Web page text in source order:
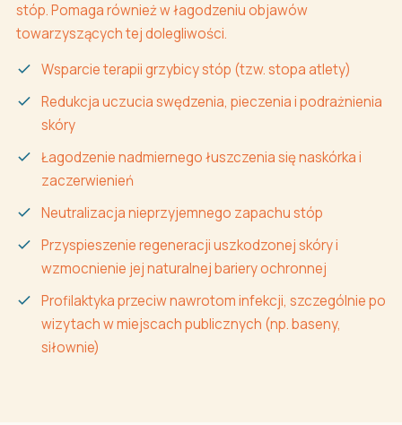
stóp. Pomaga również w łagodzeniu objawów
towarzyszących tej dolegliwości.
Wsparcie terapii grzybicy stóp (tzw. stopa atlety)
Redukcja uczucia swędzenia, pieczenia i podrażnienia
skóry
Łagodzenie nadmiernego łuszczenia się naskórka i
zaczerwienień
Neutralizacja nieprzyjemnego zapachu stóp
Przyspieszenie regeneracji uszkodzonej skóry i
wzmocnienie jej naturalnej bariery ochronnej
Profilaktyka przeciw nawrotom infekcji, szczególnie po
wizytach w miejscach publicznych (np. baseny,
siłownie)